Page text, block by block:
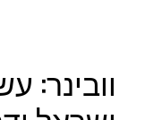
וובינר: